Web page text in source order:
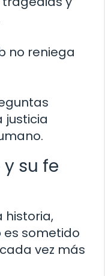
no reniega
justicia
su fe
historia,
sometido
vez más